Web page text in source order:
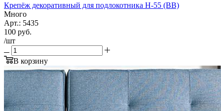
Крепёж декоративный для подлокотника Н-55 (ВВ)
Много
Арт.: 5435
100 руб.
/шт
В корзину